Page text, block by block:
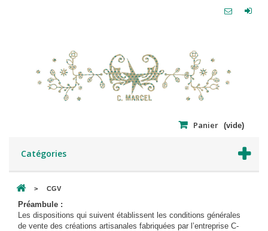
Panier (vide)
Catégories
> CGV
Préambule :
Les dispositions qui suivent établissent les conditions générales
de vente des créations artisanales fabriquées par l’entreprise C-